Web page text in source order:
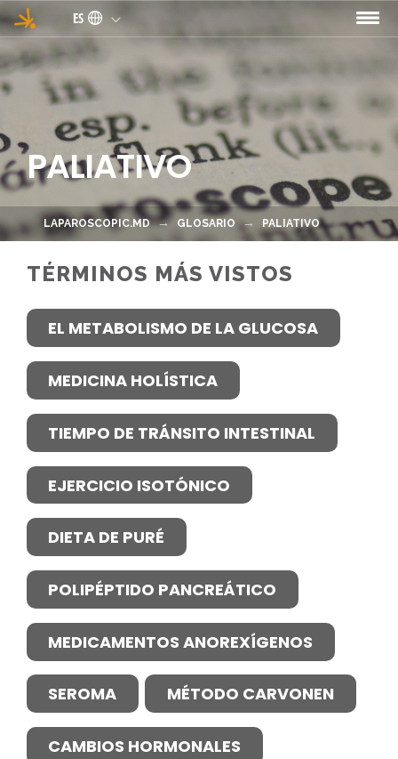
Pasar al contenido principal
ES
PALIATIVO
LAPAROSCOPIC.MD GLOSARIO PALIATIVO
TÉRMINOS MÁS VISTOS
EL METABOLISMO DE LA GLUCOSA
MEDICINA HOLÍSTICA
TIEMPO DE TRÁNSITO INTESTINAL
EJERCICIO ISOTÓNICO
DIETA DE PURÉ
POLIPÉPTIDO PANCREÁTICO
MEDICAMENTOS ANOREXÍGENOS
SEROMA MÉTODO CARVONEN
CAMBIOS HORMONALES